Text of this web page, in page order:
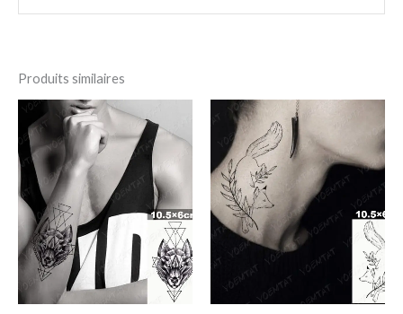
Produits similaires